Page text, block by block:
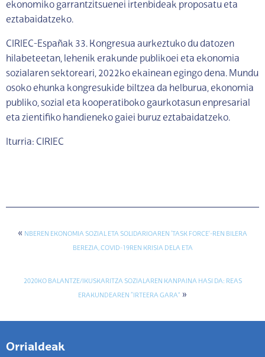
ekonomiko garrantzitsuenei irtenbideak proposatu eta
eztabaidatzeko.
CIRIEC-Españak 33. Kongresua aurkeztuko du datozen
hilabeteetan, lehenik erakunde publikoei eta ekonomia
sozialaren sektoreari, 2022ko ekainean egingo dena. Mundu
osoko ehunka kongresukide biltzea da helburua, ekonomia
publiko, sozial eta kooperatiboko gaurkotasun enpresarial
eta zientifiko handieneko gaiei buruz eztabaidatzeko.
Iturria: CIRIEC
« NBEREN EKONOMIA SOZIAL ETA SOLIDARIOAREN ‘TASK FORCE’-REN BILERA
BEREZIA, COVID-19REN KRISIA DELA ETA
2020KO BALANTZE/IKUSKARITZA SOZIALAREN KANPAINA HASI DA: REAS
ERAKUNDEAREN “IRTEERA GARA” »
Orrialdeak